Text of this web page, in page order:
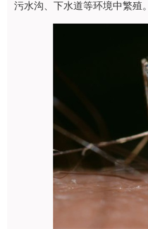
污水沟、下水道等环境中繁殖。